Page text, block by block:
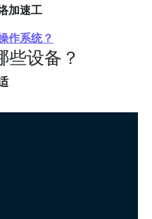
加速工
作系统？
些设备？